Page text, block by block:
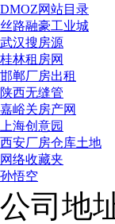
DMOZ网站目录
丝路融豪工业城
武汉搜房源
桂林租房网
邯郸厂房出租
陕西无缝管
嘉峪关房产网
上海创意园
西安厂房仓库土地
网络收藏夹
孙悟空
公司地